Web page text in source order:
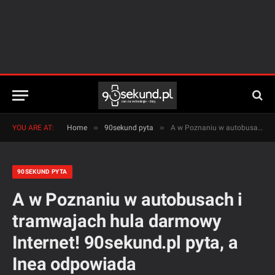
YOU ARE AT: Home » 90sekund pyta » A w Poznaniu w autobusach i tramwajach hula darmowy Internet! 90sekund.pl pyta, a Inea odpowiada
90SEKUND PYTA
A w Poznaniu w autobusach i
tramwajach hula darmowy
Internet! 90sekund.pl pyta, a
Inea odpowiada